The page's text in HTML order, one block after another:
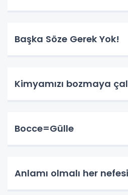
Başka Söze Gerek Yok!
Kimyamızı bozmaya
Bocce=Gülle
Anlamı olmalı her